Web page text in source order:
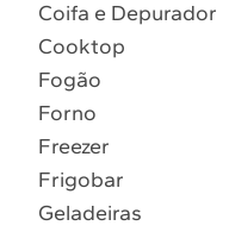
7º Forno
8º Embutir
9º Lava Seca
Coifa e Depurador
Cooktop
Fogão
Forno
Freezer
Frigobar
Geladeiras